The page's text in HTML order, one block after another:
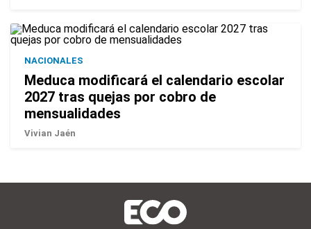
NACIONALES
Meduca modificará el calendario escolar
2027 tras quejas por cobro de
mensualidades
Vivian Jaén